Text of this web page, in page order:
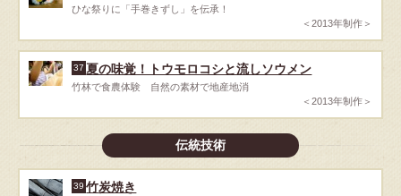
ひな祭りに「手巻きずし」を伝承！
＜2013年制作＞
37 夏の味覚！トウモロコシと流しソウメン
竹林で食農体験 自然の素材で地産地消
＜2013年制作＞
伝統技術
39 竹炭焼き